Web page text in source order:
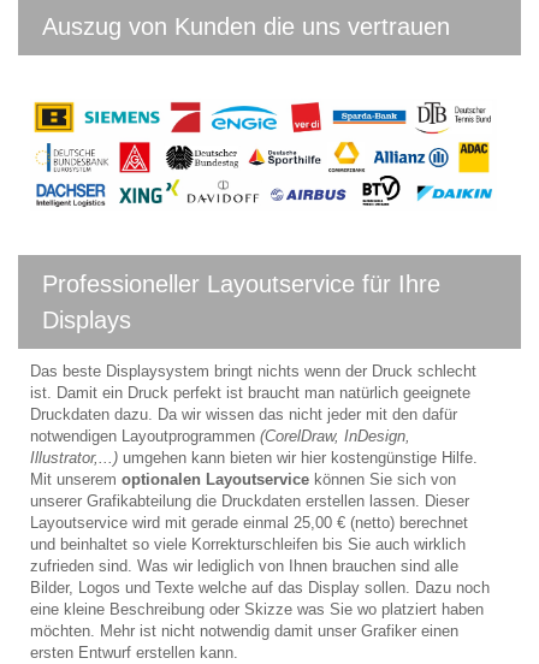
Auszug von Kunden die uns vertrauen
Professioneller Layoutservice für Ihre
Displays
Das beste Displaysystem bringt nichts wenn der Druck schlecht
ist. Damit ein Druck perfekt ist braucht man natürlich geeignete
Druckdaten dazu. Da wir wissen das nicht jeder mit den dafür
notwendigen Layoutprogrammen (CorelDraw, InDesign,
Illustrator,...) umgehen kann bieten wir hier kostengünstige Hilfe.
Mit unserem optionalen Layoutservice können Sie sich von
unserer Grafikabteilung die Druckdaten erstellen lassen. Dieser
Layoutservice wird mit gerade einmal 25,00 € (netto) berechnet
und beinhaltet so viele Korrekturschleifen bis Sie auch wirklich
zufrieden sind. Was wir lediglich von Ihnen brauchen sind alle
Bilder, Logos und Texte welche auf das Display sollen. Dazu noch
eine kleine Beschreibung oder Skizze was Sie wo platziert haben
möchten. Mehr ist nicht notwendig damit unser Grafiker einen
ersten Entwurf erstellen kann.